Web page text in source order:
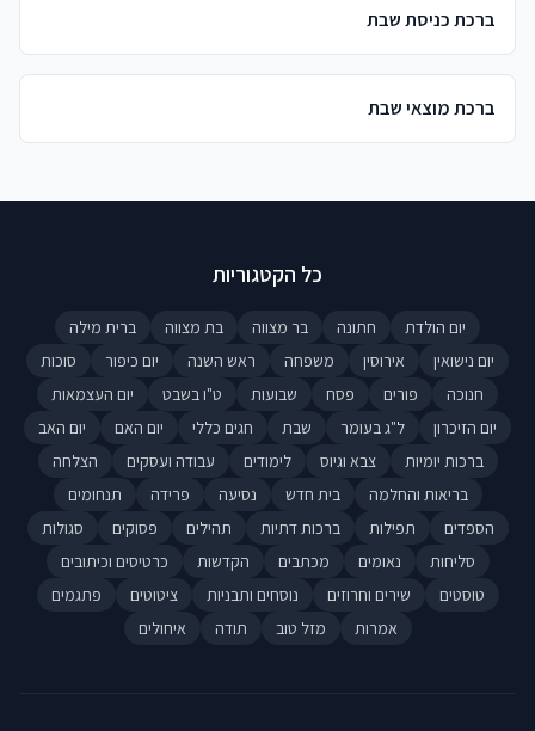
ברכת כניסת שבת
ברכת מוצאי שבת
כל הקטגוריות
יום הולדת חתונה בר מצווה בת מצווה
ברית מילה
יום נישואין
אירוסין משפחה ראש השנה יום כיפור
סוכות
חנוכה
פורים פסח שבועות ט"ו בשבט
יום העצמאות
יום הזיכרון
ל"ג בעומר שבת חגים כללי יום האם
יום האב
ברכות יומיות
צבא וגיוס לימודים עבודה ועסקים
הצלחה
בריאות והחלמה
בית חדש נסיעה פרידה
תנחומים
הספדים
תפילות ברכות דתיות תהילים פסוקים
סגולות
סליחות
נאומים מכתבים הקדשות
כרטיסים וכיתובים
טוסטים
שירים וחרוזים נוסחים ותבניות ציטוטים
פתגמים
אמרות
מזל טוב תודה איחולים